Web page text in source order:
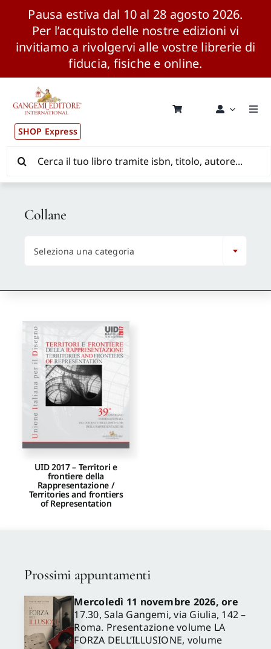
Pausa estiva dal 10 al 28 agosto 2026.
Per l’acquisto delle nostre edizioni vi
invitiamo a rivolgervi alle vostre librerie di
fiducia, fisiche e online.
contenuto
SHOP Express
Pubblicazioni
News ed Eventi
Distribuzione Wolrdwide
CONSIP / MEPA / ANVUR / CINECA
Autori
Proposte di pubblicazione
Gangemi Editore
per:
UID 2017 – Territori e
frontiere della
Rappresentazione /
Territories and frontiers
of Representation
Collane
Seleziona una categoria
Prossimi appuntamenti
Mercoledì 11 novembre 2026, ore
17.30, Sala Gangemi, via Giulia, 142 –
Roma. Presentazione volume LA
FORZA DELL’ILLUSIONE, volume